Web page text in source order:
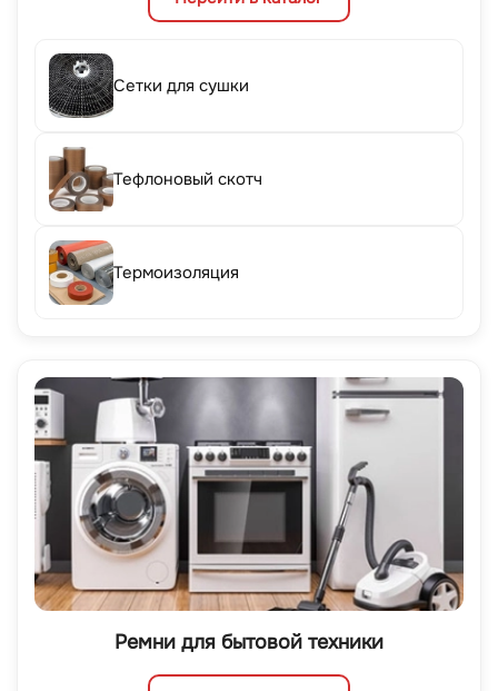
Сетки для сушки
Тефлоновый скотч
Термоизоляция
Ремни для бытовой техники